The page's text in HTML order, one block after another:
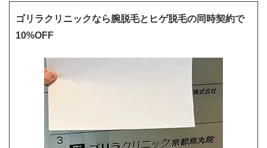
ゴリラクリニックなら腕脱毛とヒゲ脱毛の同時契約で
10%OFF